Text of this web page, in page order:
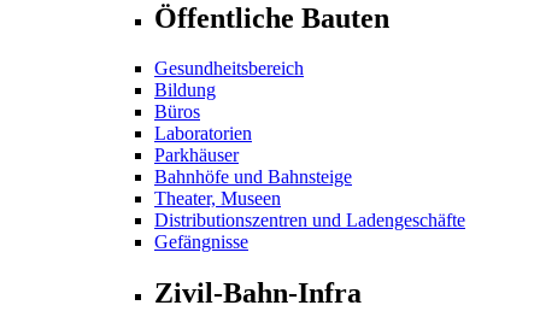
Öffentliche Bauten
Gesundheitsbereich
Bildung
Büros
Laboratorien
Parkhäuser
Bahnhöfe und Bahnsteige
Theater, Museen
Distributionszentren und Ladengeschäfte
Gefängnisse
Zivil-Bahn-Infra